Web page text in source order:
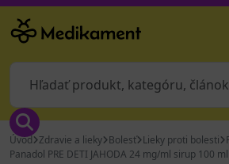
Úvod Zdravie a lieky Bolesť Lieky proti bolesti
Panadol PRE DETI JAHODA 24 mg/ml sirup 100 ml